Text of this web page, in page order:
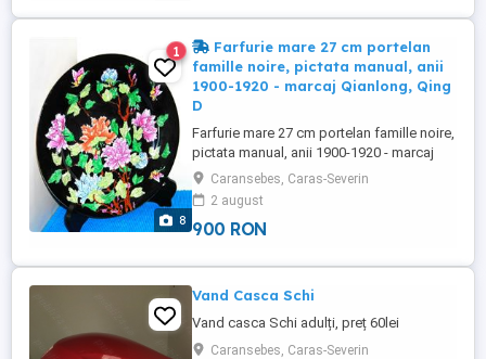
expresa a cumparatorului (printr-un ...
8
1
Farfurie mare 27 cm portelan
famille noire, pictata manual, anii
1900-1920 - marcaj Qianlong, Qing
D
Farfurie mare 27 cm portelan famille noire,
pictata manual, anii 1900-1920 - marcaj
Qianlong, Qing Dynasty Autenticitate:
Farfuria are marcajul Qianlong (1736-
1795), respectiv 6 caractere în scriere
cursivă zhuanshu (seal script). Stare:
27,2 cm diametru și aprox. ...
Caransebes, Caras-Severin
2 august
900 RON
Vand Casca Schi
Vand casca Schi adulți, preț 60lei
Caransebes, Caras-Severin